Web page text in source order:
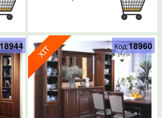
18944 Код:18960